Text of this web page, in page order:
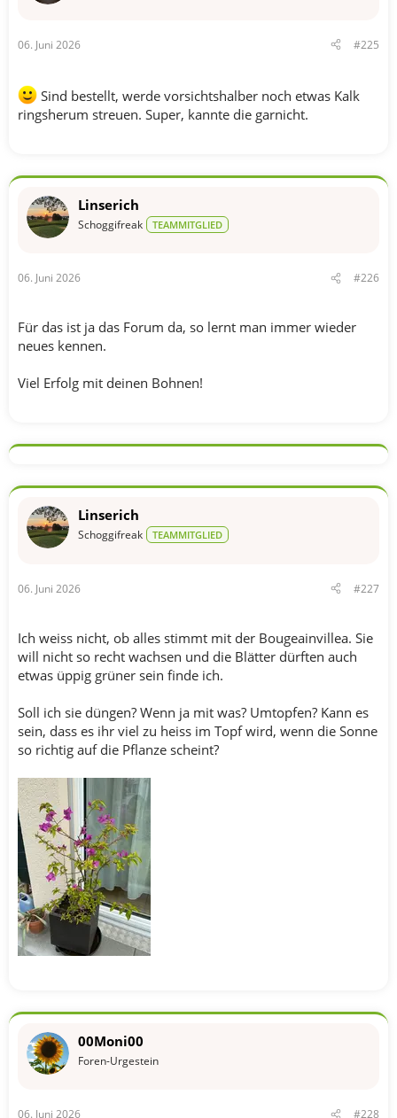
06. Juni 2026 #225
Sind bestellt, werde vorsichtshalber noch etwas Kalk
ringsherum streuen. Super, kannte die garnicht.
Linserich
Schoggifreak TEAMMITGLIED
06. Juni 2026 #226
Für das ist ja das Forum da, so lernt man immer wieder
neues kennen.
Viel Erfolg mit deinen Bohnen!
Linserich
Schoggifreak TEAMMITGLIED
06. Juni 2026 #227
Ich weiss nicht, ob alles stimmt mit der Bougeainvillea. Sie
will nicht so recht wachsen und die Blätter dürften auch
etwas üppig grüner sein finde ich.
Soll ich sie düngen? Wenn ja mit was? Umtopfen? Kann es
sein, dass es ihr viel zu heiss im Topf wird, wenn die Sonne
so richtig auf die Pflanze scheint?
00Moni00
Foren-Urgestein
06. Juni 2026 #228